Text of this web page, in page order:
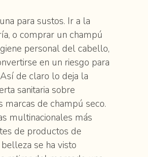
para sustos. Ir a la
o comprar un champú
personal del cabello,
en un riesgo para
de claro lo deja la
sanitaria sobre
marcas de champú seco.
multinacionales más
de productos de
se ha visto